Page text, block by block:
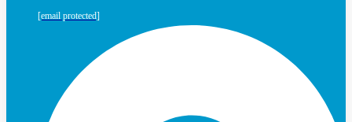
[email protected]